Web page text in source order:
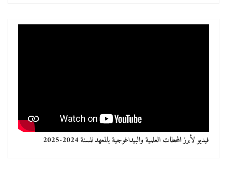
فيديو لأبرز المحطات العلمية والبيداغوجية بالمعهد للسنة 2024-2025